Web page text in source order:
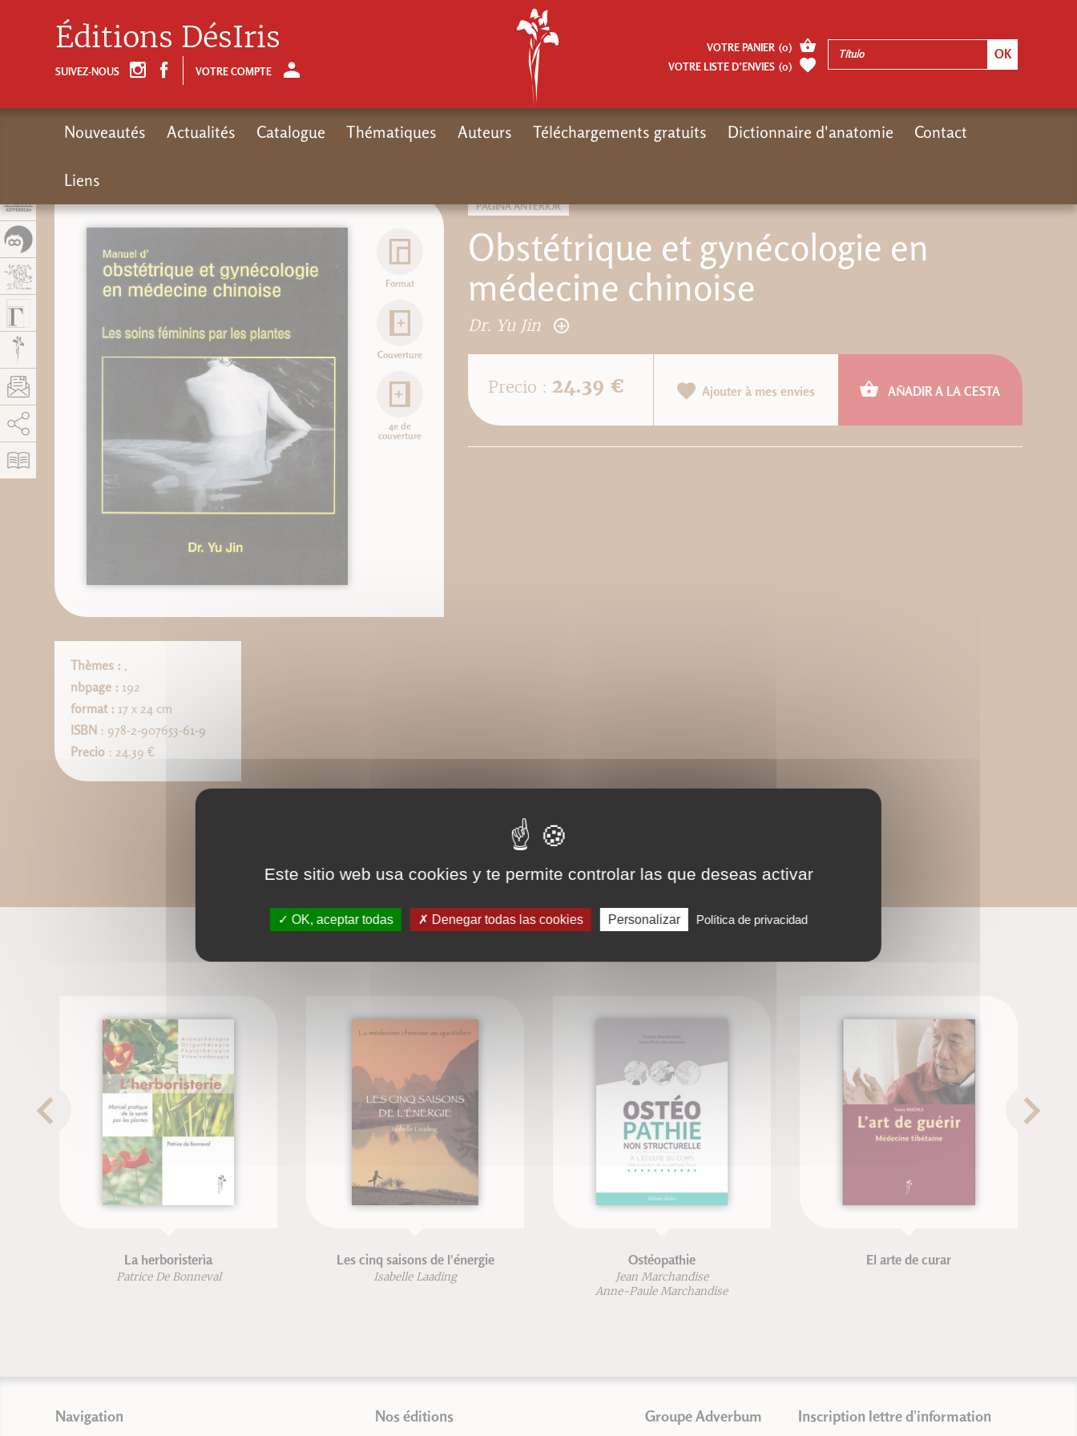
PÁGINA ANTERIOR
Obstétrique et gynécologie en
médecine chinoise
Dr. Yu Jin
Format
Couverture
4e de
couverture
Thèmes : ,
nbpage : 192
format : 17 x 24 cm
ISBN : 978-2-907653-61-9
Precio: 24.39 €
Precio : 24.39 € Ajouter à mes envies AÑADIR A LA CESTA
La herboristerìa
Patrice De Bonneval
Les cinq saisons de l'énergie
Isabelle Laading
Ostéopathie
Jean Marchandise
Anne-Paule Marchandise
El arte de curar
Navigation Nos éditions Groupe Adverbum Inscription lettre d'information
Éditions DésIris
SUIVEZ-NOUS VOTRE COMPTE
VOTRE PANIER (0)
VOTRE LISTE D’ENVIES (0)
Nouveautés Actualités Catalogue Thématiques Auteurs Téléchargements gratuits Dictionnaire d'anatomie Contact
Liens
Permitir
Este sitio web usa cookies y te permite controlar las que deseas activar
OK, aceptar todas Denegar todas las cookies Personalizar Política de privacidad